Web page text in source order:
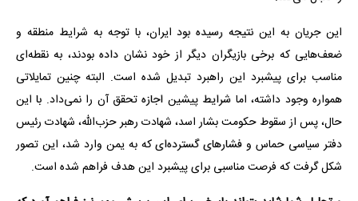
این جریان به این نتیجه رسیده بود ایران، با توجه به شرایط منطقه و
ضعف‌هایی که برخی بازیگران دیگر از خود نشان داده بودند، به نقطه‌ای
مناسب برای پیشبرد این راهبرد تبدیل شده است. البته چنین تمایلاتی
همواره وجود داشته، اما شرایط پیشین اجازه تحقق آن را نمی‌داد. با این
حال، پس از سقوط حکومت بشار اسد، شهادت رهبر حزب‌الله، شهادت رئیس
دفتر سیاسی حماس و فشارهای گسترده‌ای که به یمن وارد شد، این تصور
شکل گرفت که فرصت مناسبی برای پیشبرد این هدف فراهم شده است.